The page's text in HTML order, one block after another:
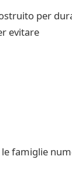
per
evitare
famiglie